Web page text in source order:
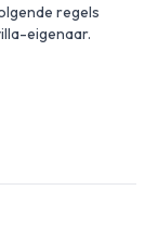
regels
eigenaar.